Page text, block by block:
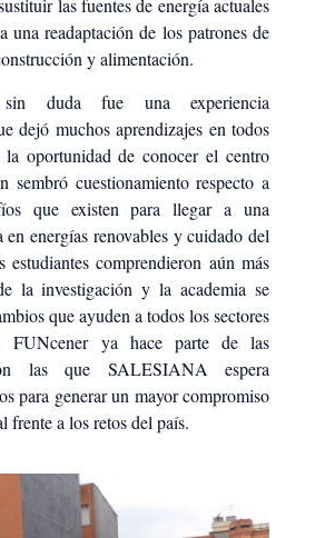
las fuentes de energía actuales
una readaptación de los patrones de
y alimentación.
duda fue una experiencia
dejó muchos aprendizajes en todos
la oportunidad de conocer el centro
sembró cuestionamiento respecto a
que existen para llegar a una
en energías renovables y cuidado del
estudiantes comprendieron aún más
la investigación y la academia se
que ayuden a todos los sectores
FUNcener ya hace parte de las
las que SALESIANA espera
para generar un mayor compromiso
frente a los retos del país.